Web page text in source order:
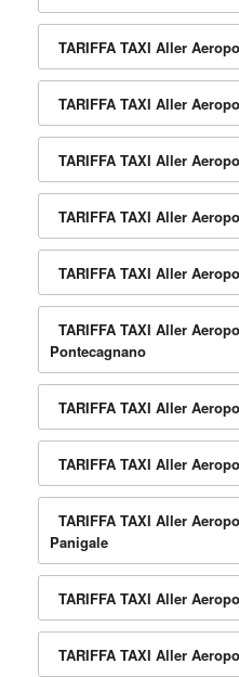
TARIFFA TAXI Aller
TARIFFA TAXI Aller
TARIFFA TAXI Aller
TARIFFA TAXI Aller
TARIFFA TAXI Aller
TARIFFA TAXI Aller
Pontecagnano
TARIFFA TAXI Aller
TARIFFA TAXI Aller
TARIFFA TAXI Aller
Panigale
TARIFFA TAXI Aller
TARIFFA TAXI Aller